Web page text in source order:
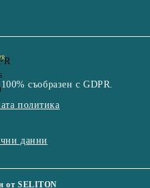
съобразен с GDPR.
политика
данни
от SELITON